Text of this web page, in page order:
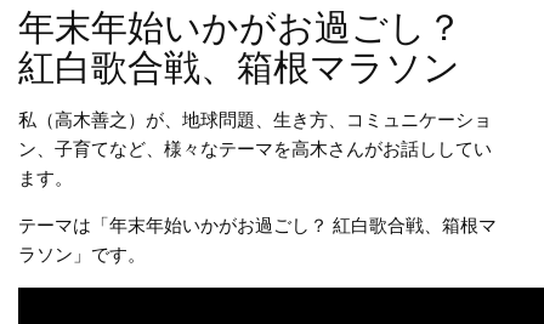
年末年始いかがお過ごし？
紅白歌合戦、箱根マラソン
私（高木善之）が、地球問題、生き方、コミュニケーショ
ン、子育てなど、様々なテーマを高木さんがお話ししてい
ます。
テーマは「年末年始いかがお過ごし？ 紅白歌合戦、箱根マ
ラソン」です。